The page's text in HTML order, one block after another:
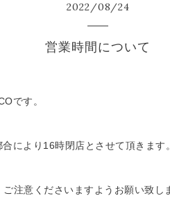
2022/08/24
営業時間について
です。
により16時閉店とさせて頂きます
注意くださいますようお願い致し